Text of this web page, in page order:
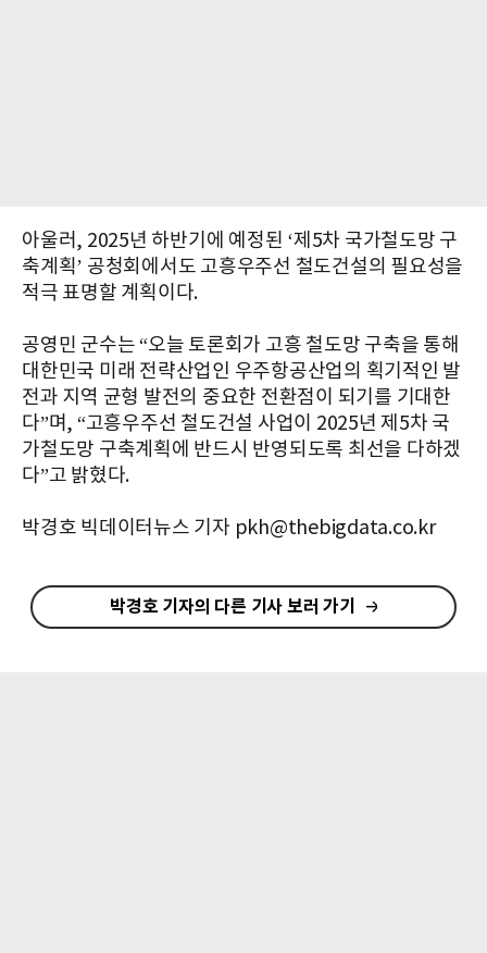
아울러, 2025년 하반기에 예정된 ‘제5차 국가철도망 구
축계획’ 공청회에서도 고흥우주선 철도건설의 필요성을
적극 표명할 계획이다.
공영민 군수는 “오늘 토론회가 고흥 철도망 구축을 통해
대한민국 미래 전략산업인 우주항공산업의 획기적인 발
전과 지역 균형 발전의 중요한 전환점이 되기를 기대한
다”며, “고흥우주선 철도건설 사업이 2025년 제5차 국
가철도망 구축계획에 반드시 반영되도록 최선을 다하겠
다”고 밝혔다.
박경호 빅데이터뉴스 기자 pkh@thebigdata.co.kr
박경호 기자의 다른 기사 보러 가기